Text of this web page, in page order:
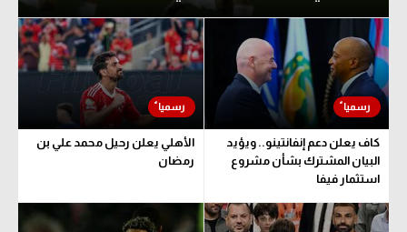
كاف يعلن دعم إنفانتينو.. ويؤيد
البيان المشترك بشأن مشروع
استثمار فيفا
الأهلي يعلن رحيل محمد علي بن
رمضان